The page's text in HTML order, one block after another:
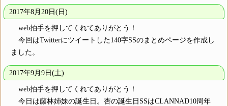
2017年8月20日(日)
web拍手を押してくれてありがとう！
今回はTwitterにツイートした140字SSのまとめページを作成し
ました。
2017年9月9日(土)
web拍手を押してくれてありがとう！
今日は藤林姉妹の誕生日。杏の誕生日SSはCLANNAD10周年